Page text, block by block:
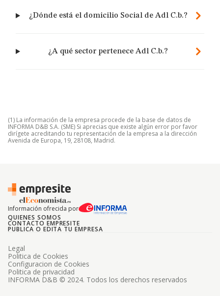
¿Dónde está el domicilio Social de Adl C.b.?
¿A qué sector pertenece Adl C.b.?
(1) La información de la empresa procede de la base de datos de
INFORMA D&B S.A. (SME) Si aprecias que existe algún error por favor
dirígete acreditando tu representación de la empresa a la dirección
Avenida de Europa, 19, 28108, Madrid.
Información ofrecida por
QUIENES SOMOS
CONTACTO EMPRESITE
PUBLICA O EDITA TU EMPRESA
INFORMA D&B © 2024. Todos los derechos reservados
Legal
Politica de Cookies
Configuracion de Cookies
Politica de privacidad